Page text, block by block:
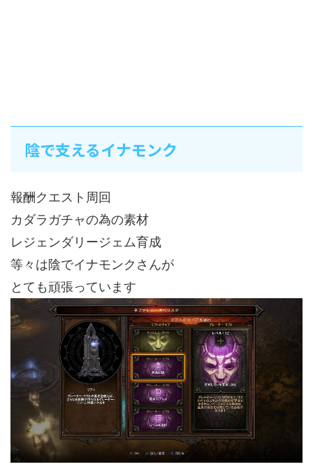
陰で支えるイナモンク
報酬クエスト周回
カダラガチャの為の素材
レジェンダリージェム育成
等々は陰でイナモンクさんが
とても頑張っています